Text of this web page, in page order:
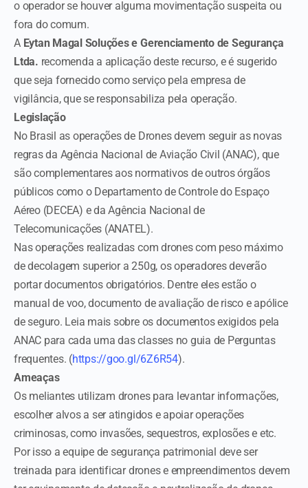
o operador se houver alguma movimentação suspeita ou
fora do comum.
A Eytan Magal Soluções e Gerenciamento de Segurança
Ltda. recomenda a aplicação deste recurso, e é sugerido
que seja fornecido como serviço pela empresa de
vigilância, que se responsabiliza pela operação.
Legislação
No Brasil as operações de Drones devem seguir as novas
regras da Agência Nacional de Aviação Civil (ANAC), que
são complementares aos normativos de outros órgãos
públicos como o Departamento de Controle do Espaço
Aéreo (DECEA) e da Agência Nacional de
Telecomunicações (ANATEL).
Nas operações realizadas com drones com peso máximo
de decolagem superior a 250g, os operadores deverão
portar documentos obrigatórios. Dentre eles estão o
manual de voo, documento de avaliação de risco e apólice
de seguro. Leia mais sobre os documentos exigidos pela
ANAC para cada uma das classes no guia de Perguntas
frequentes. (https://goo.gl/6Z6R54).
Ameaças
Os meliantes utilizam drones para levantar informações,
escolher alvos a ser atingidos e apoiar operações
criminosas, como invasões, sequestros, explosões e etc.
Por isso a equipe de segurança patrimonial deve ser
treinada para identificar drones e empreendimentos devem